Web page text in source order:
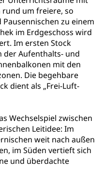
um freiere, so
zu einem
im Erdgeschoss wird
Im ersten Stock
der Aufenthalts- und
mit den
Die begehbare
dient als „Frei-Luft-
Wechselspiel zwischen
Leitidee: Im
weit nach außen
im Süden vertieft sich
und überdachte